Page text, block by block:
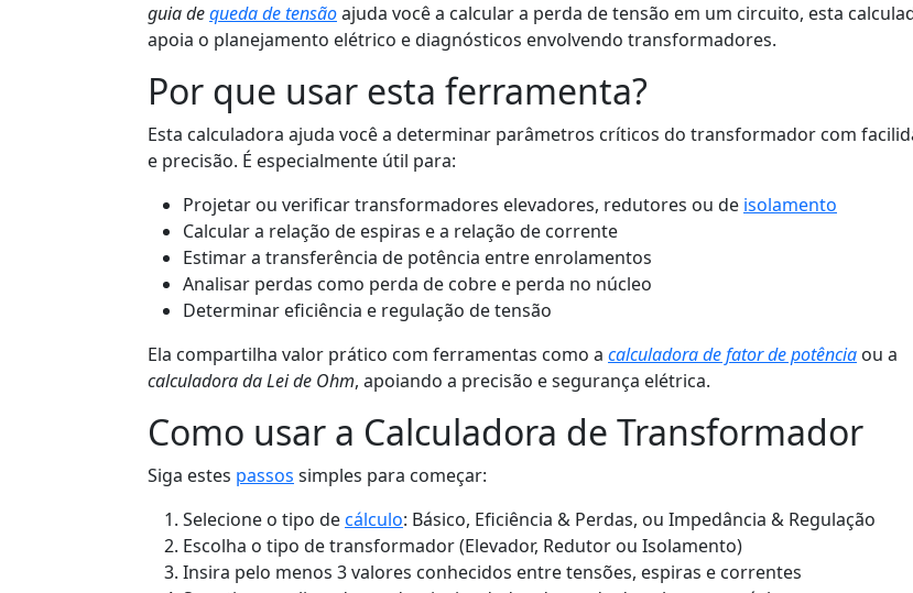
guia dequeda de tensãoajuda você a calcular a perda de tensão em um circuito, esta
apoia o planejamento elétrico e diagnósticos envolvendo transformadores.
Por que usar esta ferramenta?
Esta calculadora ajuda você a determinar parâmetros críticos do transformador com
e precisão. É especialmente útil para:
Projetar ou verificar transformadores elevadores, redutores ou de isolamento
Calcular a relação de espiras e a relação de corrente
Estimar a transferência de potência entre enrolamentos
Analisar perdas como perda de cobre e perda no núcleo
Determinar eficiência e regulação de tensão
Ela compartilha valor prático com ferramentas como a calculadora de fator de potência ou a
calculadora da Lei de Ohm, apoiando a precisão e segurança elétrica.
Como usar a Calculadora de Transformador
Siga estes passos simples para começar:
Selecione o tipo decálculo: Básico, Eficiência & Perdas, ou Impedância & Regulação
Escolha o tipo de transformador (Elevador, Redutor ou Isolamento)
Insira pelo menos 3 valores conhecidos entre tensões, espiras e correntes